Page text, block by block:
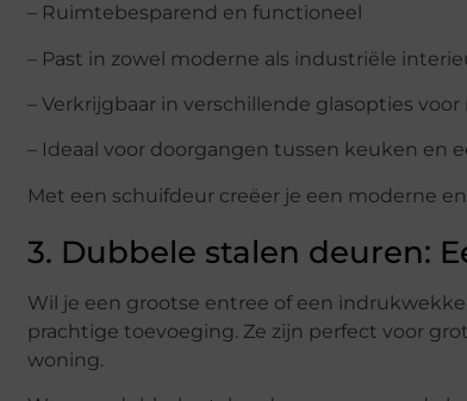
– Ruimtebesparend en functioneel
– Past in zowel moderne als industriële
– Verkrijgbaar in verschillende glasopties
– Ideaal voor doorgangen tussen keuken en
Met een schuifdeur creëer je een moderne
3. Dubbele stalen deuren:
Wil je een grootse entree of een
prachtige toevoeging. Ze zijn perfect voor
woning.